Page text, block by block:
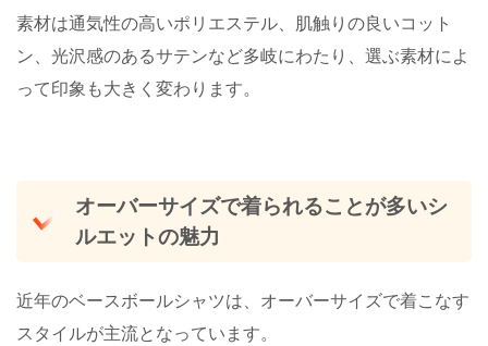
素材は通気性の高いポリエステル、肌触りの良いコット
ン、光沢感のあるサテンなど多岐にわたり、選ぶ素材によ
って印象も大きく変わります。
オーバーサイズで着られることが多いシ
ルエットの魅力
近年のベースボールシャツは、オーバーサイズで着こなす
スタイルが主流となっています。